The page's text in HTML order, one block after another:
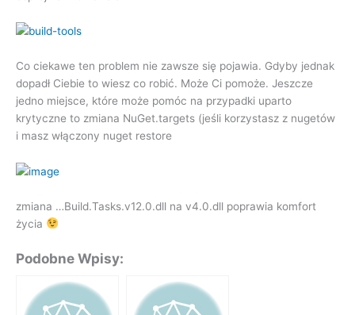
Co ciekawe ten problem nie zawsze się pojawia. Gdyby jednak
dopadł Ciebie to wiesz co robić. Może Ci pomoże. Jeszcze
jedno miejsce, które może pomóc na przypadki uparto
krytyczne to zmiana NuGet.targets (jeśli korzystasz z nugetów
i masz włączony nuget restore
zmiana …Build.Tasks.v12.0.dll na v4.0.dll poprawia komfort
życia
Podobne Wpisy: